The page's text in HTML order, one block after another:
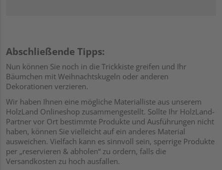
Abschließende Tipps:
Nun können Sie noch in die Trickkiste greifen und Ihr
Bäumchen mit Weihnachtskugeln oder anderen
Dekorationen verzieren.
Wir haben Ihnen eine mögliche Materialliste aus unserem
HolzLand Onlineshop zusammengestellt. Sollte Ihr HolzLand-
Partner vor Ort bestimmte Produkte und Ausführungen nicht
haben, können Sie vielleicht auf ein anderes Material
ausweichen. Vielfach kann es sinnvoll sein, sperrige Produkte
per „reservieren & abholen“ zu ordern, falls die
Versandkosten zu hoch ausfallen.